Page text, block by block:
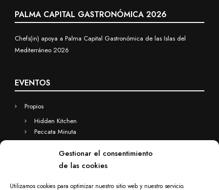
Gestionar el consentimiento
de las cookies
Utilizamos cookies para optimizar nuestro sitio web y nuestro servicio.
PALMA CAPITAL GASTRONÓMICA 2026
Chefs(in) apoya a Palma Capital Gastronómica de las Islas del
Mediterráneo 2026
EVENTOS
Propios
Hidden Kitchen
Peccata Minuta
Hidden Kitchen Business